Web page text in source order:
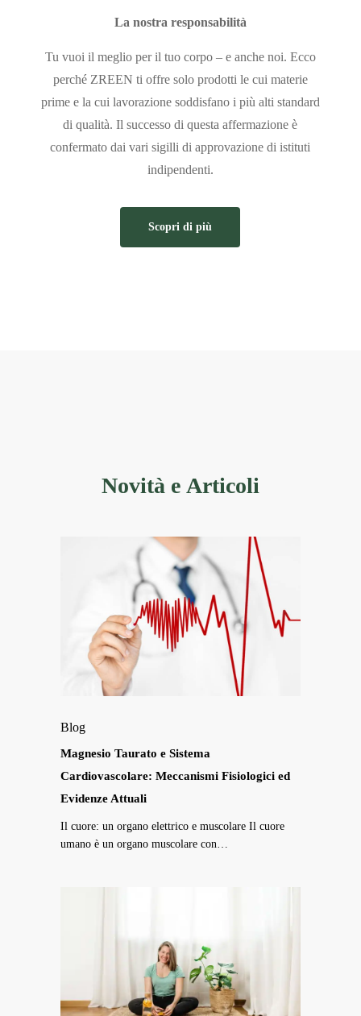
La nostra responsabilità
Tu vuoi il meglio per il tuo corpo – e anche noi. Ecco
perché ZREEN ti offre solo prodotti le cui materie
prime e la cui lavorazione soddisfano i più alti standard
di qualità. Il successo di questa affermazione è
confermato dai vari sigilli di approvazione di istituti
indipendenti.
Scopri di più
Novità e Articoli
Cardiovascolare:
Meccanismi
Fisiologici
Evidenze
Attuali
Taurato
e
Sistema
Cardiovascolare:
Meccanismi
Fisiologici
Evidenze
Blog
Magnesio Taurato e Sistema
Cardiovascolare: Meccanismi Fisiologici ed
Evidenze Attuali
Il cuore: un organo elettrico e muscolare Il cuore
umano è un organo muscolare con…
gestire